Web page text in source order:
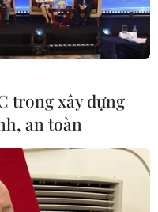
trong xây dựng
an toàn